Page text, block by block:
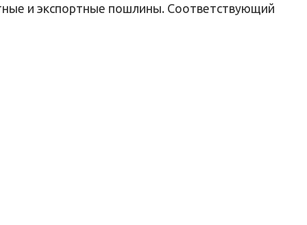
и экспортные пошлины. Соответствующий